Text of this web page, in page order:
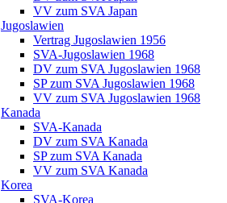
VV zum SVA Japan
Jugoslawien
Vertrag Jugoslawien 1956
SVA-Jugoslawien 1968
DV zum SVA Jugoslawien 1968
SP zum SVA Jugoslawien 1968
VV zum SVA Jugoslawien 1968
Kanada
SVA-Kanada
DV zum SVA Kanada
SP zum SVA Kanada
VV zum SVA Kanada
Korea
SVA-Korea